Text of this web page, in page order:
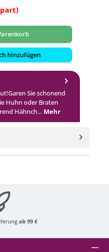
hinzufügen
Sie schonend
Huhn oder Braten
Hähnch… Mehr
ab 99 €